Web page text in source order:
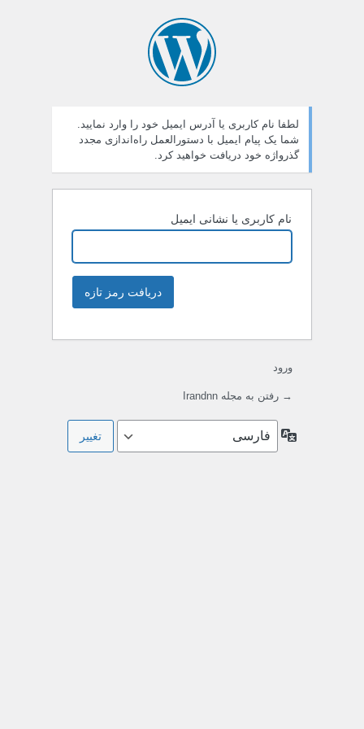
لطفا نام کاربری یا آدرس ایمیل خود را وارد نمایید.
شما یک پیام ایمیل با دستورالعمل راه‌اندازی مجدد
گذرواژه خود دریافت خواهید کرد.
نام کاربری یا نشانی ایمیل
ورود
→ رفتن به مجله Irandnn
زبان